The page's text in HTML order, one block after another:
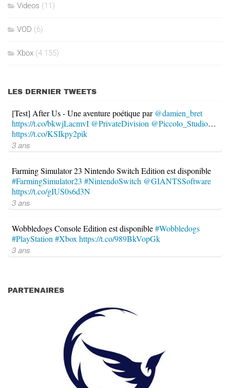
Videos (11)
VOD (6)
Xbox (4 155)
LES DERNIER TWEETS
[Test] After Us - Une aventure poétique par @damien_bret
https://t.co/bkwjLacmvI @PrivateDivision @Piccolo_Studio…
https://t.co/KSIkpy2pik
3 ans
Farming Simulator 23 Nintendo Switch Edition est disponible
#FarmingSimulator23 #NintendoSwitch @GIANTSSoftware
https://t.co/gIUS0s6d3N
3 ans
Wobbledogs Console Edition est disponible#Wobbledogs
#PlayStation #Xbox https://t.co/989BkVopGk
3 ans
PARTENAIRES